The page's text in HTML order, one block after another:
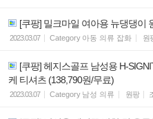
[쿠팡] 밀크마일 여아용 뉴댕댕이
2023.03.07 Category 아동 의류 잡화 원
[쿠팡] 헤지스골프 남성용 H-
케 티셔츠 (138,790원/무료)
2023.03.07 Category 남성 의류 원팡